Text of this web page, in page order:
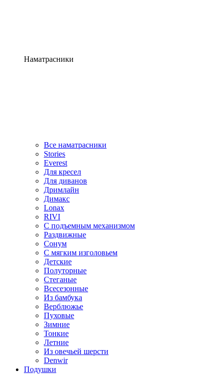
Наматрасники
Все наматрасники
Stories
Everest
Для кресел
Для диванов
Дримлайн
Димакс
Lonax
RIVI
С подъемным механизмом
Раздвижные
Сонум
С мягким изголовьем
Детские
Полуторные
Стеганые
Всесезонные
Из бамбука
Верблюжье
Пуховые
Зимние
Тонкие
Летние
Из овечьей шерсти
Denwir
Подушки